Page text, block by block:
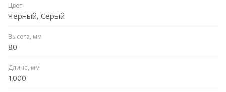
Цвет
Черный, Серый
Высота, мм
80
Длина, мм
1000